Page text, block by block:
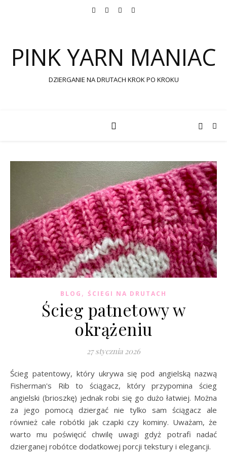
PINK YARN MANIAC
DZIERGANIE NA DRUTACH KROK PO KROKU
BLOG , ŚCIEGI NA DRUTACH
Ścieg patnetowy w
okrążeniu
27 stycznia 2026
Ścieg patentowy, który ukrywa się pod angielską nazwą
Fisherman's Rib to ściągacz, który przypomina ścieg
angielski (brioszkę) jednak robi się go dużo łatwiej. Można
za jego pomocą dziergać nie tylko sam ściągacz ale
również całe robótki jak czapki czy kominy. Uważam, że
warto mu poświęcić chwilę uwagi gdyż potrafi nadać
dzierganej robótce dodatkowej porcji tekstury i elegancji.